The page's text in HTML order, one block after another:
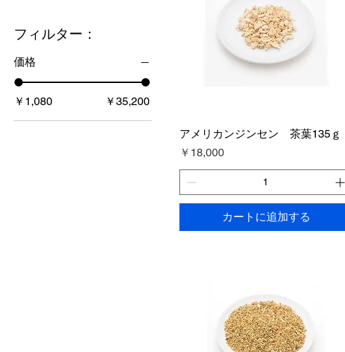
フィルター：
価格
￥1,080 ￥35,200
アメリカンジンセン 茶葉135ｇ
価格
￥18,000
カートに追加する